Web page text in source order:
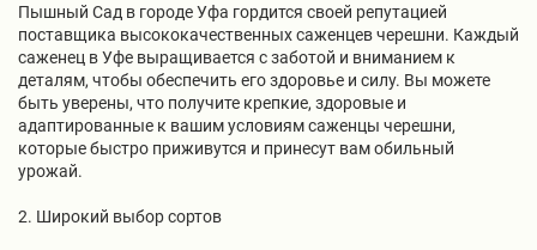
Пышный Сад в городе Уфа гордится своей репутацией
поставщика высококачественных саженцев черешни. Каждый
саженец в Уфе выращивается с заботой и вниманием к
деталям, чтобы обеспечить его здоровье и силу. Вы можете
быть уверены, что получите крепкие, здоровые и
адаптированные к вашим условиям саженцы черешни,
которые быстро приживутся и принесут вам обильный
урожай.
2. Широкий выбор сортов